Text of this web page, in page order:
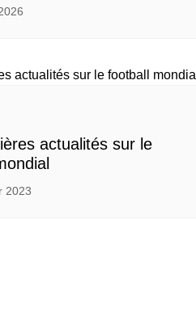
actualités sur le
2023